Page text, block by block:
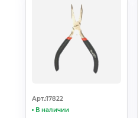
Арт.:17822
В наличии